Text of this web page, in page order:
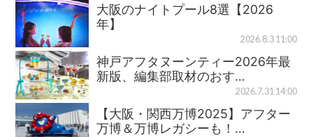
大阪のナイトプール8選【2026
年】
2026.8.3 11:00
神戸アフタヌーンティー2026年最
新版、編集部取材のおす…
2026.7.31 14:00
【大阪・関西万博2025】アフター
万博＆万博レガシーも！…